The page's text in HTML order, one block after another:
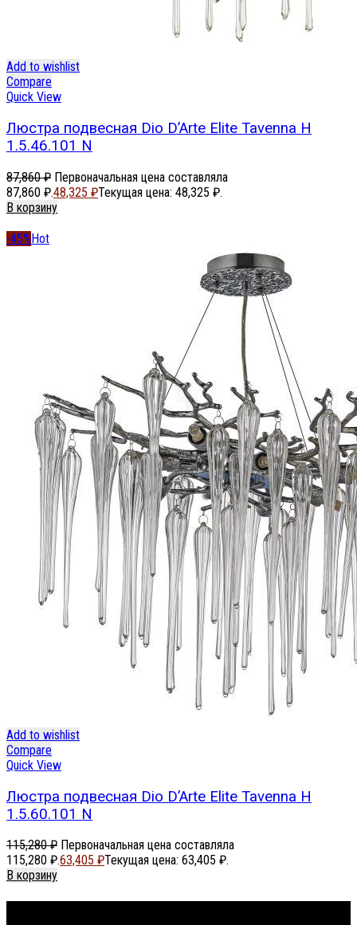
Add to wishlist
Compare
Quick View
Люстра подвесная Dio D’Arte Elite Tavenna H
1.5.46.101 N
87,860₽ Первоначальная цена составляла
87,860 ₽.48,325 ₽Текущая цена: 48,325 ₽.
В корзину
-45%Hot
Add to wishlist
Compare
Quick View
Люстра подвесная Dio D’Arte Elite Tavenna H
1.5.60.101 N
115,280₽ Первоначальная цена составляла
115,280 ₽.63,405 ₽Текущая цена: 63,405 ₽.
В корзину